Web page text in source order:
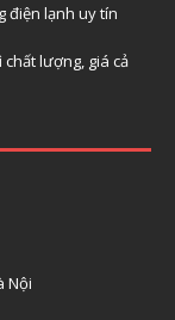
điện lạnh uy tín
lượng, giá cả
Nội